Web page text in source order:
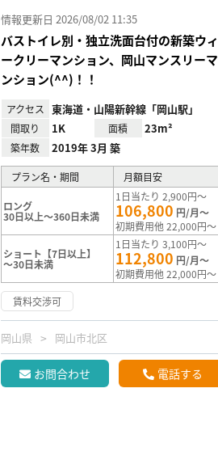
情報更新日 2026/08/02 11:35
バストイレ別・独立洗面台付の新築ウィ
ークリーマンション、岡山マンスリーマ
ンション(^^)！！
アクセス 東海道・山陽新幹線「岡山駅」
間取り 1K 面積 23m²
築年数 2019年 3月 築
プラン名・期間 月額目安
ロング
30日以上～360日未満
1日当たり 2,900円～
106,800 円/月～
初期費用他 22,000円～
ショート【7日以上】
～30日未満
1日当たり 3,100円～
112,800 円/月～
初期費用他 22,000円～
賃料交渉可
岡山県 岡山市北区
お問合わせ 電話する